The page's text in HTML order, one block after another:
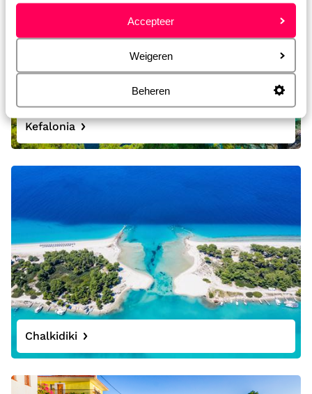
Accepteer
Weigeren
Beheren
Karpathos
Kefalonia
Chalkidiki